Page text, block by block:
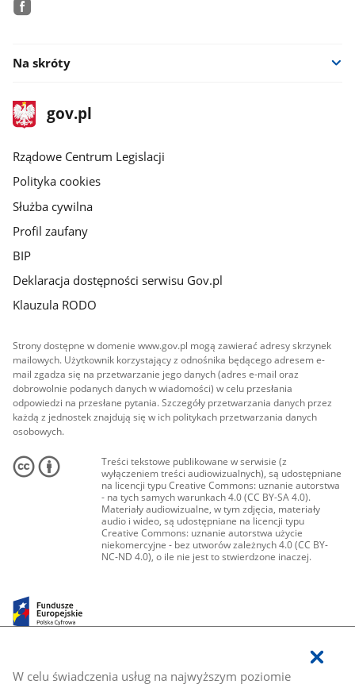
W celu świadczenia usług na najwyższym poziomie
Na skróty
stopka
gov.plStrona
gov.pl
Rządowe Centrum Legislacji
Polityka cookies
Służba cywilna
Profil zaufany
BIP
Deklaracja dostępności serwisu Gov.pl
Klauzula RODO
Strony dostępne w domenie www.gov.pl mogą zawierać adresy skrzynek
mailowych. Użytkownik korzystający z odnośnika będącego adresem e-
mail zgadza się na przetwarzanie jego danych (adres e-mail oraz
dobrowolnie podanych danych w wiadomości) w celu przesłania
odpowiedzi na przesłane pytania. Szczegóły przetwarzania danych przez
każdą z jednostek znajdują się w ich politykach przetwarzania danych
osobowych.
Treści tekstowe publikowane w serwisie (z
wyłączeniem treści audiowizualnych), są udostępniane
na licencji typu Creative Commons: uznanie autorstwa
- na tych samych warunkach 4.0 (CC BY-SA 4.0).
Materiały audiowizualne, w tym zdjęcia, materiały
audio i wideo, są udostępniane na licencji typu
Creative Commons: uznanie autorstwa użycie
niekomercyjne - bez utworów zależnych 4.0 (CC BY-
NC-ND 4.0), o ile nie jest to stwierdzone inaczej.